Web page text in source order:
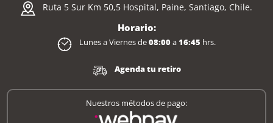
Ruta 5 Sur Km 50,5 Hospital, Paine, Santiago, Chile.
Horario:
Lunes a Viernes de08:00a16:45 hrs.
Agenda tu retiro
Nuestros métodos de pago: